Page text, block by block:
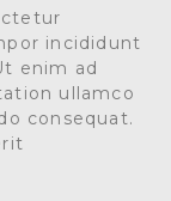
incididunt
enim ad
ullamco
consequat.